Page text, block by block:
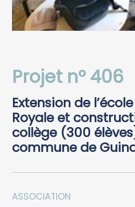
Projet n° 406
Extension de
Royale et
collège (300
commune de
ASSOCIATION